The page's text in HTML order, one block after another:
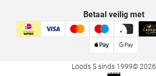
Betaal veilig met
Loods 5 sinds 1999© 2026